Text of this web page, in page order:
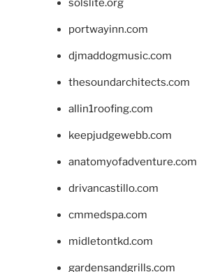
solslite.org
portwayinn.com
djmaddogmusic.com
thesoundarchitects.com
allin1roofing.com
keepjudgewebb.com
anatomyofadventure.com
drivancastillo.com
cmmedspa.com
midletontkd.com
gardensandgrills.com